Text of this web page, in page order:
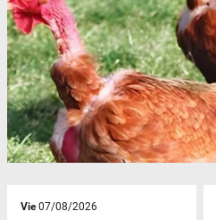
Vie07/08/2026